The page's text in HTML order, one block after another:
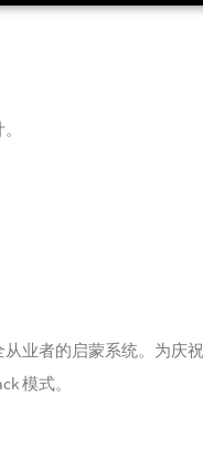
从业者的启蒙系统。为庆
模式。